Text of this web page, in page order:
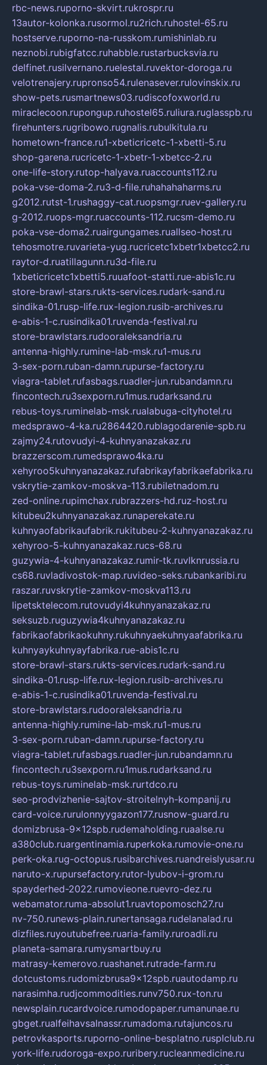
rbc-news.ruporno-skvirt.rukrospr.ru
13autor-kolonka.rusormol.ru2rich.ruhostel-65.ru
hostserve.ruporno-na-russkom.rumishinlab.ru
neznobi.rubigfatcc.ruhabble.rustarbucksvia.ru
delfinet.rusilvernano.ruelestal.ruvektor-doroga.ru
velotrenajery.rupronso54.rulenasever.rulovinskix.ru
show-pets.rusmartnews03.rudiscofoxworld.ru
miraclecoon.rupongup.ruhostel65.ruliura.ruglasspb.ru
firehunters.rugribowo.rugnalis.rubulkitula.ru
hometown-france.ru1-xbeticricetc-1-xbetti-5.ru
shop-garena.rucricetc-1-xbetr-1-xbetcc-2.ru
one-life-story.rutop-halyava.ruaccounts112.ru
poka-vse-doma-2.ru3-d-file.ruhahahaharms.ru
g2012.rutst-1.rushaggy-cat.ruopsmgr.ruev-gallery.ru
g-2012.ruops-mgr.ruaccounts-112.rucsm-demo.ru
poka-vse-doma2.ruairgungames.ruallseo-host.ru
tehosmotre.ruvarieta-yug.rucricetc1xbetr1xbetcc2.ru
raytor-d.ruatillagunn.ru3d-file.ru
1xbeticricetc1xbetti5.ruuafoot-statti.rue-abis1c.ru
store-brawl-stars.rukts-services.rudark-sand.ru
sindika-01.rusp-life.rux-legion.rusib-archives.ru
e-abis-1-c.rusindika01.ruvenda-festival.ru
store-brawlstars.rudooraleksandria.ru
antenna-highly.rumine-lab-msk.ru1-mus.ru
3-sex-porn.ruban-damn.rupurse-factory.ru
viagra-tablet.rufasbags.ruadler-jun.rubandamn.ru
fincontech.ru3sexporn.ru1mus.rudarksand.ru
rebus-toys.ruminelab-msk.rualabuga-cityhotel.ru
medsprawo-4-ka.ru2864420.rublagodarenie-spb.ru
zajmy24.rutovudyi-4-kuhnyanazakaz.ru
brazzerscom.rumedsprawo4ka.ru
xehyroo5kuhnyanazakaz.rufabrikayfabrikaefabrika.ru
vskrytie-zamkov-moskva-113.rubiletnadom.ru
zed-online.rupimchax.rubrazzers-hd.ruz-host.ru
kitubeu2kuhnyanazakaz.runaperekate.ru
kuhnyaofabrikaufabrik.rukitubeu-2-kuhnyanazakaz.ru
xehyroo-5-kuhnyanazakaz.rucs-68.ru
guzywia-4-kuhnyanazakaz.rumir-tk.ruvlknrussia.ru
cs68.ruvladivostok-map.ruvideo-seks.rubankaribi.ru
raszar.ruvskrytie-zamkov-moskva113.ru
lipetsktelecom.rutovudyi4kuhnyanazakaz.ru
seksuzb.ruguzywia4kuhnyanazakaz.ru
fabrikaofabrikaokuhny.rukuhnyaekuhnyaafabrika.ru
kuhnyaykuhnyayfabrika.rue-abis1c.ru
store-brawl-stars.rukts-services.rudark-sand.ru
sindika-01.rusp-life.rux-legion.rusib-archives.ru
e-abis-1-c.rusindika01.ruvenda-festival.ru
store-brawlstars.rudooraleksandria.ru
antenna-highly.rumine-lab-msk.ru1-mus.ru
3-sex-porn.ruban-damn.rupurse-factory.ru
viagra-tablet.rufasbags.ruadler-jun.rubandamn.ru
fincontech.ru3sexporn.ru1mus.rudarksand.ru
rebus-toys.ruminelab-msk.rurtdco.ru
seo-prodvizhenie-sajtov-stroitelnyh-kompanij.ru
card-voice.rurulonnyygazon177.rusnow-guard.ru
domizbrusa-9x12spb.rudemaholding.ruaalse.ru
a380club.ruargentinamia.ruperkoka.rumovie-one.ru
perk-oka.rug-octopus.rusibarchives.ruandreislyusar.ru
naruto-x.rupursefactory.rutor-lyubov-i-grom.ru
spayderhed-2022.rumovieone.ruevro-dez.ru
webamator.ruma-absolut1.ruavtopomosch27.ru
nv-750.runews-plain.runertansaga.rudelanalad.ru
dizfiles.ruyoutubefree.ruaria-family.ruroadli.ru
planeta-samara.rumysmartbuy.ru
matrasy-kemerovo.ruashanet.rutrade-farm.ru
dotcustoms.rudomizbrusa9x12spb.ruautodamp.ru
narasimha.rudjcommodities.runv750.rux-ton.ru
newsplain.rucardvoice.rumodopaper.rumanunae.ru
gbget.rualfeihavsalnassr.rumadoma.rutajuncos.ru
petrovkasports.ruporno-online-besplatno.rusplclub.ru
york-life.rudoroga-expo.ruribery.rucleanmedicine.ru